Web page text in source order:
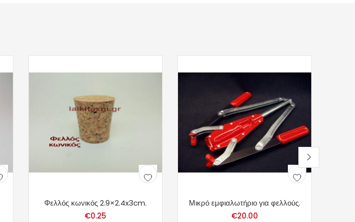
Φελλός κωνικός 2.9×2.4x3cm.
€0.25
Μικρό εμφιαλωτήριο για φελλούς.
€20.00